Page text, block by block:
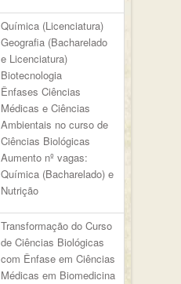
Química (Licenciatura)
Geografia (Bacharelado
e Licenciatura)
Biotecnologia
Ênfases Ciências
Médicas e Ciências
Ambientais no curso de
Ciências Biológicas
Aumento nº vagas:
Química (Bacharelado) e
Nutrição
Transformação do Curso
de Ciências Biológicas
com Ênfase em Ciências
Médicas em Biomedicina